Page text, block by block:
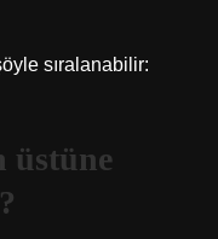
sıralanabilir:
üstüne